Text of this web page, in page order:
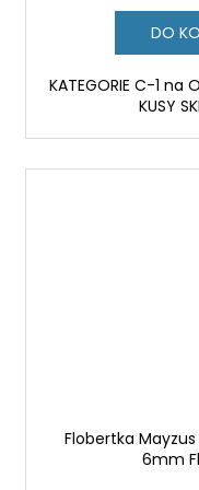
DO
KATEGORIE C-1 na
KUSY
Flobertka Mayzus
6mm